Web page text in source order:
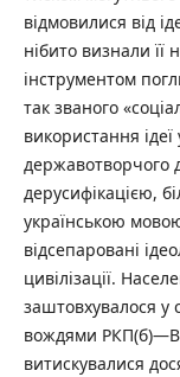
відмовилися від
нібито визнали
інструментом
так званого
використання ідеї
державотворчого
дерусифікацією,
українською
відсепаровані
цивілізації.
заштовхувалося у
вождями
витискувалися